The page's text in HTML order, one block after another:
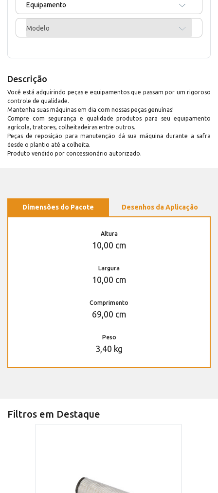
Equipamento
Modelo
Descrição
Você está adquirindo peças e equipamentos que passam por um rigoroso
controle de qualidade.
Mantenha suas máquinas em dia com nossas peças genuínas!
Compre com segurança e qualidade produtos para seu equipamento
agrícola, tratores, colheitadeiras entre outros.
Peças de reposição para manutenção dá sua máquina durante a safra
desde o plantio até a colheita.
Produto vendido por concessionário autorizado.
Dimensões do Pacote Desenhos da Aplicação
Altura
10,00 cm
Largura
10,00 cm
Comprimento
69,00 cm
Peso
3,40 kg
Filtros em Destaque